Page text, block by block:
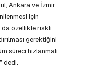
Ankara ve İzmir
için
özellikle riskli
gerektiğini
süreci hızlanmalı
dedi.